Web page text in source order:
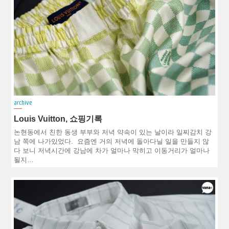
archive
Louis Vuitton, 쇼핑기록
논현동에서 친한 동생 부부와 저녁 약속이 있는 날이라 일찌감치 강
남 쪽에 나가있었다. 요즘엔 거의 저녁에 돌아다닐 일을 만들지 않
다 보니 저녁시간에 강남에 차가 얼마나 막히고 이동거리가 얼마나
될지…